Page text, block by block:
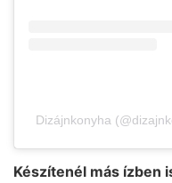
Dizájnkonyha
Készítenél más ízben